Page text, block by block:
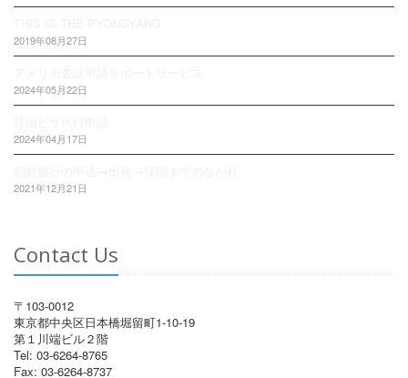
2019年08月27日
2024年05月22日
2024年04月17日
2021年12月21日
Contact Us
〒103-0012
東京都中央区日本橋堀留町1-10-19
第１川端ビル２階
Tel: 03-6264-8765
Fax: 03-6264-8737